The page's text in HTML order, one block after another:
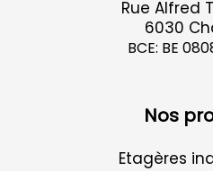
Rue Alfred
6030
BCE: BE
Nos
Etagères